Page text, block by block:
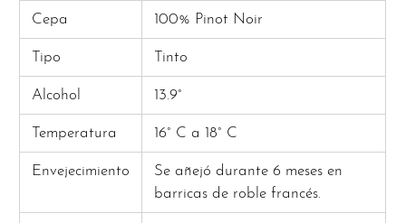
Cepa 100% Pinot Noir
Tipo Tinto
Alcohol 13.9°
Temperatura 16° C a 18° C
Envejecimiento
Se añejó durante 6 meses en
barricas de roble francés.